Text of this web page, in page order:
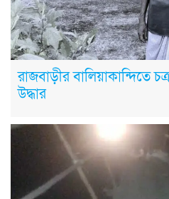
রাজবাড়ীর বালিয়াকান্দিতে
উদ্ধার